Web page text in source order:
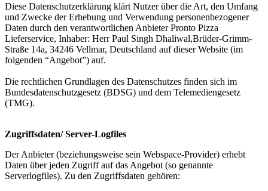
Diese Datenschutzerklärung klärt Nutzer über die Art, den Umfang
und Zwecke der Erhebung und Verwendung personenbezogener
Daten durch den verantwortlichen Anbieter Pronto Pizza
Lieferservice, Inhaber: Herr Paul Singh Dhaliwal,Brüder-Grimm-
Straße 14a, 34246 Vellmar, Deutschland auf dieser Website (im
folgenden “Angebot”) auf.
Die rechtlichen Grundlagen des Datenschutzes finden sich im
Bundesdatenschutzgesetz (BDSG) und dem Telemediengesetz
(TMG).
Zugriffsdaten/ Server-Logfiles
Der Anbieter (beziehungsweise sein Webspace-Provider) erhebt
Daten über jeden Zugriff auf das Angebot (so genannte
Serverlogfiles). Zu den Zugriffsdaten gehören: